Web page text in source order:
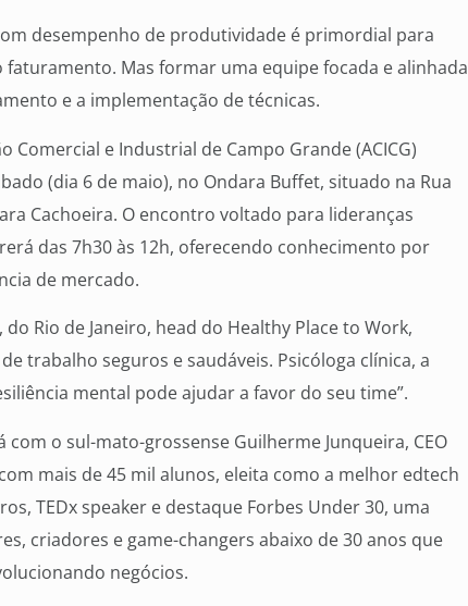
desempenho de produtividade é primordial para
Mas formar uma equipe focada e alinhada
e a implementação de técnicas.
Comercial e Industrial de Campo Grande (ACICG)
(dia 6 de maio), no Ondara Buffet, situado na Rua
Cachoeira. O encontro voltado para lideranças
das 7h30 às 12h, oferecendo conhecimento por
de mercado.
Rio de Janeiro, head do Healthy Place to Work,
trabalho seguros e saudáveis. Psicóloga clínica, a
mental pode ajudar a favor do seu time”.
o sul-mato-grossense Guilherme Junqueira, CEO
mais de 45 mil alunos, eleita como a melhor edtech
TEDx speaker e destaque Forbes Under 30, uma
criadores e game-changers abaixo de 30 anos que
negócios.